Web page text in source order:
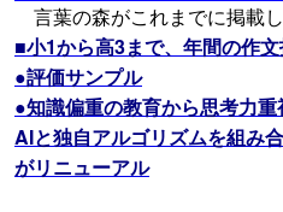
言葉の森がこれまでに掲載
■小1から高3まで、年間の作
●評価サンプル
●知識偏重の教育から思考力
AIと独自アルゴリズムを組み
がリニューアル